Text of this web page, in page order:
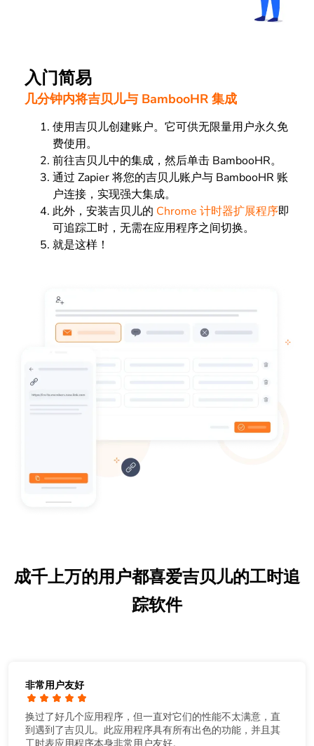
入门简易
几分钟内将吉贝儿与 BambooHR 集成
使用吉贝儿创建账户。它可供无限量用户永久免
费使用。
前往吉贝儿中的集成，然后单击 BambooHR。
通过 Zapier 将您的吉贝儿账户与 BambooHR 账
户连接，实现强大集成。
此外，安装吉贝儿的 Chrome 计时器扩展程序即
可追踪工时，无需在应用程序之间切换。
就是这样！
成千上万的用户都喜爱吉贝儿的工时追
踪软件
非常用户友好
换过了好几个应用程序，但一直对它们的性能不太满意，直
到遇到了吉贝儿。此应用程序具有所有出色的功能，并且其